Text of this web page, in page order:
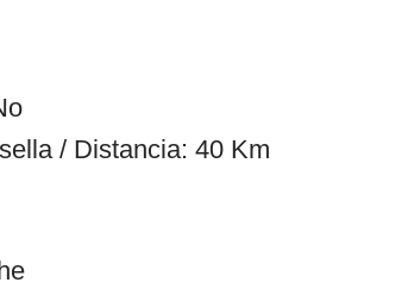
/ Distancia: 40 Km